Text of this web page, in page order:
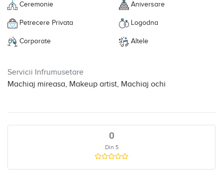
Ceremonie Aniversare
Petrecere Privata Logodna
Corporate Altele
Servicii Infrumusetare
Machiaj mireasa, Makeup artist, Machiaj ochi
0
Din 5